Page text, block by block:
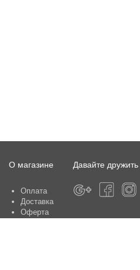
О магазине
Оплата
Доставка
Оферта
Давайте дружить